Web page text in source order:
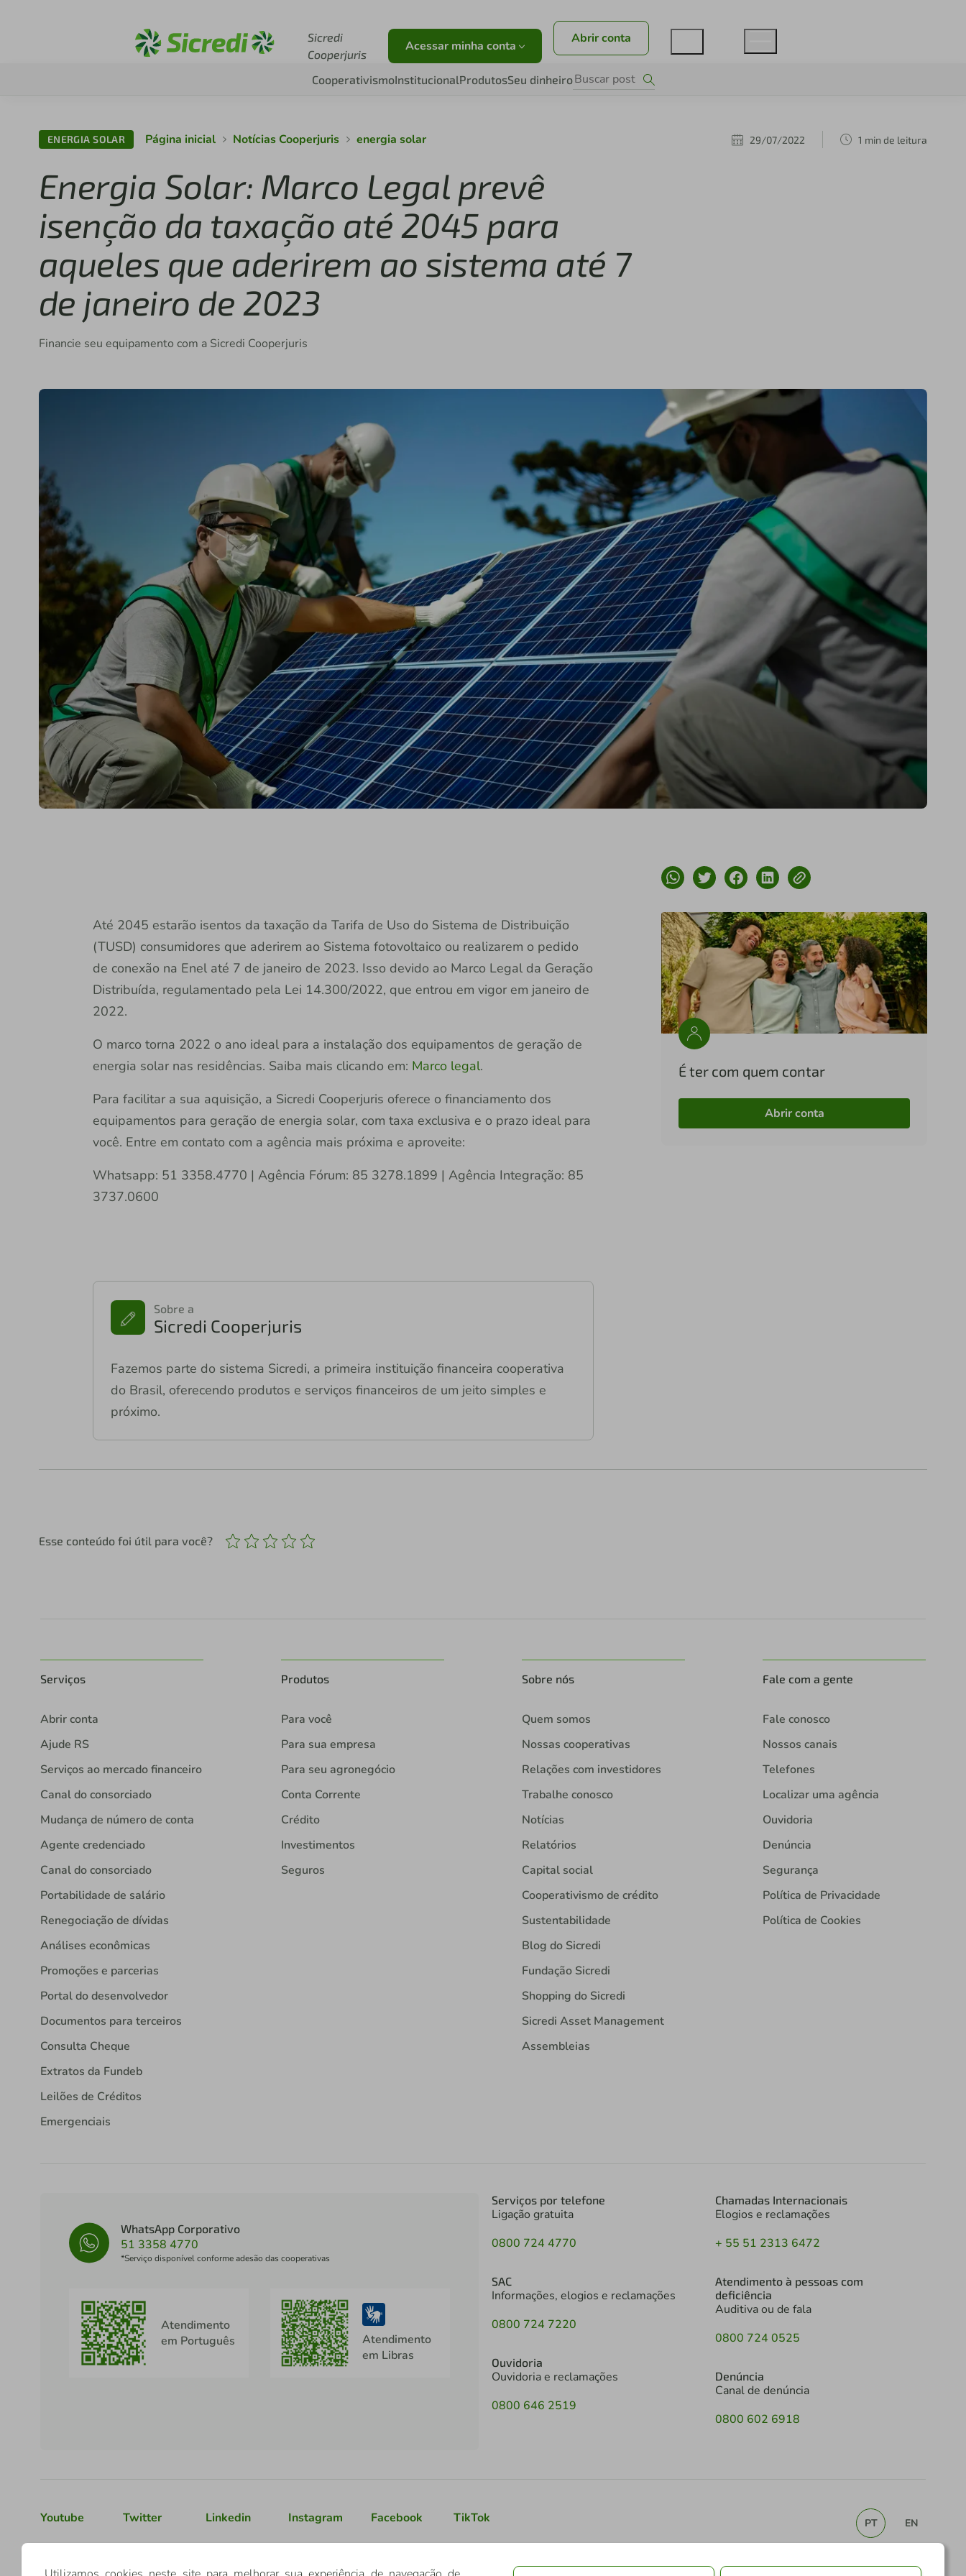
Sicredi
Cooperjuris
Acessar minha conta Abrir conta
CooperativismoInstitucionalProdutosSeu dinheiro
ENERGIA SOLAR Página inicial Notícias Cooperjuris energia solar 29/07/2022 1 min de leitura
Energia Solar: Marco Legal prevê
isenção da taxação até 2045 para
aqueles que aderirem ao sistema até 7
de janeiro de 2023
Financie seu equipamento com a Sicredi Cooperjuris
Até 2045 estarão isentos da taxação da Tarifa de Uso do Sistema de Distribuição
(TUSD) consumidores que aderirem ao Sistema fotovoltaico ou realizarem o pedido
de conexão na Enel até 7 de janeiro de 2023. Isso devido ao Marco Legal da Geração
Distribuída, regulamentado pela Lei 14.300/2022, que entrou em vigor em janeiro de
2022.
O marco torna 2022 o ano ideal para a instalação dos equipamentos de geração de
energia solar nas residências. Saiba mais clicando em: Marco legal.
Para facilitar a sua aquisição, a Sicredi Cooperjuris oferece o financiamento dos
equipamentos para geração de energia solar, com taxa exclusiva e o prazo ideal para
você. Entre em contato com a agência mais próxima e aproveite:
Whatsapp: 51 3358.4770 | Agência Fórum: 85 3278.1899 | Agência Integração: 85
3737.0600
Sobre a
Sicredi Cooperjuris
Fazemos parte do sistema Sicredi, a primeira instituição financeira cooperativa
do Brasil, oferecendo produtos e serviços financeiros de um jeito simples e
próximo.
É ter com quem contar
Abrir conta
Esse conteúdo foi útil para você?
Serviços
Abrir conta
Ajude RS
Serviços ao mercado financeiro
Canal do consorciado
Mudança de número de conta
Agente credenciado
Canal do consorciado
Portabilidade de salário
Renegociação de dívidas
Análises econômicas
Promoções e parcerias
Portal do desenvolvedor
Documentos para terceiros
Consulta Cheque
Extratos da Fundeb
Leilões de Créditos
Emergenciais
Produtos
Para você
Para sua empresa
Para seu agronegócio
Conta Corrente
Crédito
Investimentos
Seguros
Sobre nós
Quem somos
Nossas cooperativas
Relações com investidores
Trabalhe conosco
Notícias
Relatórios
Capital social
Cooperativismo de crédito
Sustentabilidade
Blog do Sicredi
Fundação Sicredi
Shopping do Sicredi
Sicredi Asset Management
Assembleias
Fale com a gente
Fale conosco
Nossos canais
Telefones
Localizar uma agência
Ouvidoria
Denúncia
Segurança
Política de Privacidade
Política de Cookies
WhatsApp Corporativo
51 3358 4770
*Serviço disponível conforme adesão das cooperativas
Atendimento
em Português
Atendimento
em Libras
Serviços por telefone
Ligação gratuita
0800 724 4770
SAC
Informações, elogios e reclamações
0800 724 7220
Ouvidoria
Ouvidoria e reclamações
0800 646 2519
Chamadas Internacionais
Elogios e reclamações
+ 55 51 2313 6472
Atendimento à pessoas com
deficiência
Auditiva ou de fala
0800 724 0525
Denúncia
Canal de denúncia
0800 602 6918
Youtube Twitter Linkedin Instagram Facebook TikTok
Confederação Sicredi
PT EN